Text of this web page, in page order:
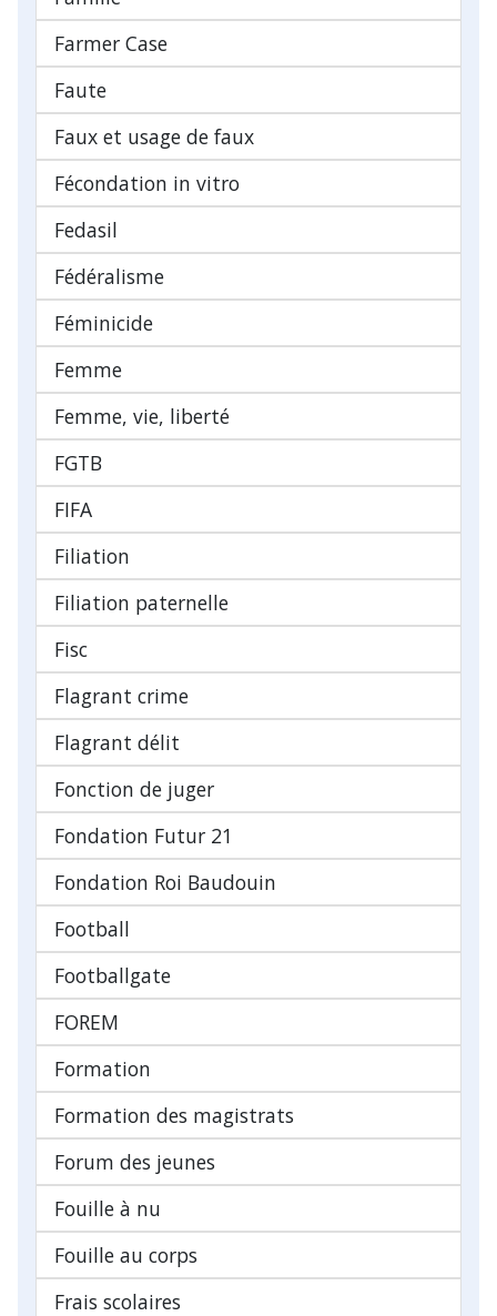
Farmer Case
Faute
Faux et usage de faux
Fécondation in vitro
Fedasil
Fédéralisme
Féminicide
Femme
Femme, vie, liberté
FGTB
FIFA
Filiation
Filiation paternelle
Fisc
Flagrant crime
Flagrant délit
Fonction de juger
Fondation Futur 21
Fondation Roi Baudouin
Football
Footballgate
FOREM
Formation
Formation des magistrats
Forum des jeunes
Fouille à nu
Fouille au corps
Frais scolaires